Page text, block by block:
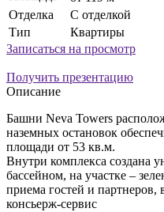
Отделка
С отделкой
Тип
Квартиры
Записаться на просмотр
Получить презентацию
Описание
Башни Neva Towers
наземных остановок
площади от 53 кв.м.
Внутри комплекса создана
бассейном, на участке –
приема гостей и
консьерж-сервис